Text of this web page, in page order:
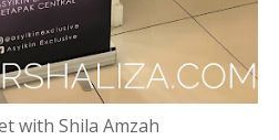
with Shila Amzah